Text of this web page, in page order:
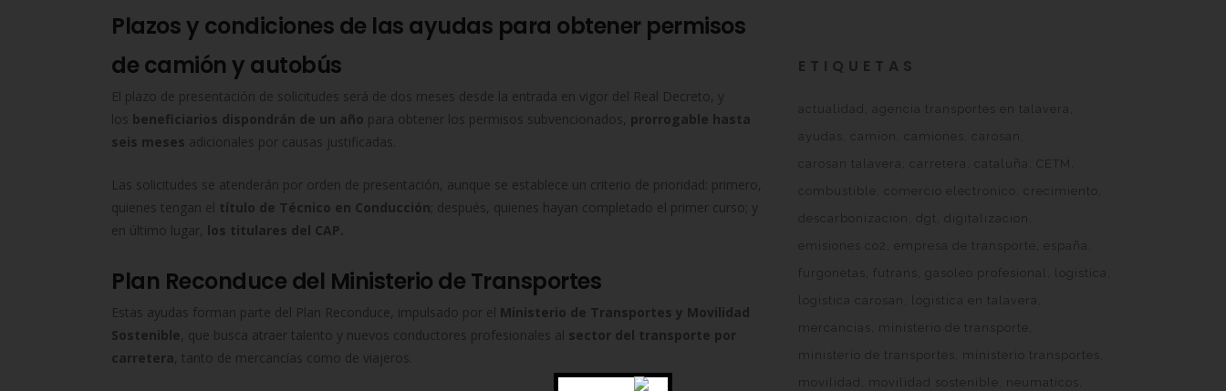
Plazos y condiciones de las ayudas para obtener permisos
de camión y autobús
El plazo de presentación de solicitudes será de dos meses desde la entrada en vigor del Real Decreto, y
los beneficiarios dispondrán de un año para obtener los permisos subvencionados, prorrogable hasta
seis meses adicionales por causas justificadas.
Las solicitudes se atenderán por orden de presentación, aunque se establece un criterio de prioridad: primero,
quienes tengan el título de Técnico en Conducción ; después, quienes hayan completado el primer curso; y
en último lugar, los titulares del CAP.
Plan Reconduce del Ministerio de Transportes
Estas ayudas forman parte del Plan Reconduce, impulsado por el Ministerio de Transportes y Movilidad
Sostenible, que busca atraer talento y nuevos conductores profesionales al sector del transporte por
carretera, tanto de mercancías como de viajeros.
ETIQUETAS
actualidad
agencia transportes en talavera
ayudas
camion camiones
carosan
carosan talavera
carretera cataluña
CETM
combustible
comercio electronico
crecimiento
descarbonizacion
dgt
digitalizacion
emisiones co2
empresa de transporte
españa
furgonetas
futrans gasoleo profesional
logistica
logistica carosan
logistica en talavera
mercancias
ministerio de transporte
ministerio de transportes
ministerio transportes
movilidad
movilidad sostenible
neumaticos